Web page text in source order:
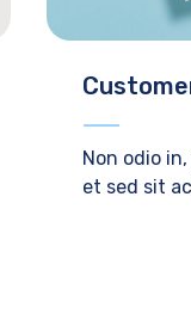
Non odio
et sed sit